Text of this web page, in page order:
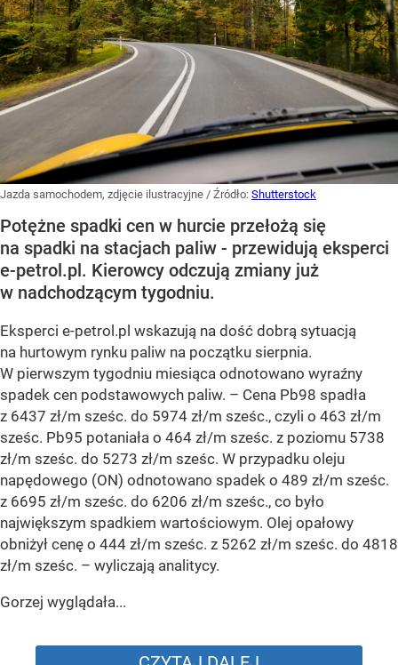
Jazda samochodem, zdjęcie ilustracyjne / Źródło: Shutterstock
Potężne spadki cen w hurcie przełożą się
na spadki na stacjach paliw - przewidują eksperci
e-petrol.pl. Kierowcy odczują zmiany już
w nadchodzącym tygodniu.
Eksperci e-petrol.pl wskazują na dość dobrą sytuacją
na hurtowym rynku paliw na początku sierpnia.
W pierwszym tygodniu miesiąca odnotowano wyraźny
spadek cen podstawowych paliw. – Cena Pb98 spadła
z 6437 zł/m sześc. do 5974 zł/m sześc., czyli o 463 zł/m
sześc. Pb95 potaniała o 464 zł/m sześc. z poziomu 5738
zł/m sześc. do 5273 zł/m sześc. W przypadku oleju
napędowego (ON) odnotowano spadek o 489 zł/m sześc.
z 6695 zł/m sześc. do 6206 zł/m sześc., co było
największym spadkiem wartościowym. Olej opałowy
obniżył cenę o 444 zł/m sześc. z 5262 zł/m sześc. do 4818
zł/m sześc. – wyliczają analitycy.
Gorzej wyglądała...